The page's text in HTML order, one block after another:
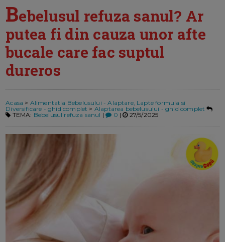
Bebelusul refuza sanul? Ar
putea fi din cauza unor afte
bucale care fac suptul
dureros
Acasa > Alimentatia Bebelusului - Alaptare, Lapte formula si
Diversificare - ghid complet > Alaptarea bebelusului - ghid complet
TEMA: Bebelusul refuza sanul | 0 | 27/5/2025